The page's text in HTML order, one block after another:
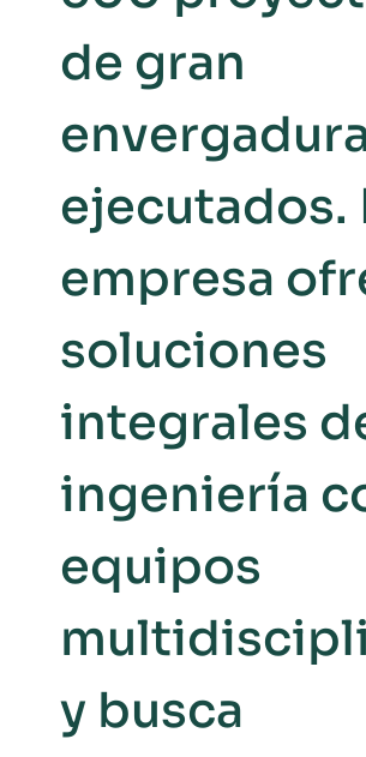
de gran
ejecutados.
empresa
soluciones
integrales
ingeniería
equipos
y busca